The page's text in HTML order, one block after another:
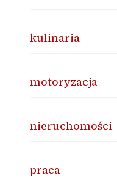
kulinaria
motoryzacja
nieruchomości
praca